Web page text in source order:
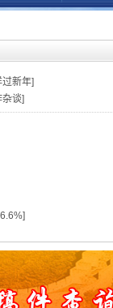
过新年]
杂谈]
]